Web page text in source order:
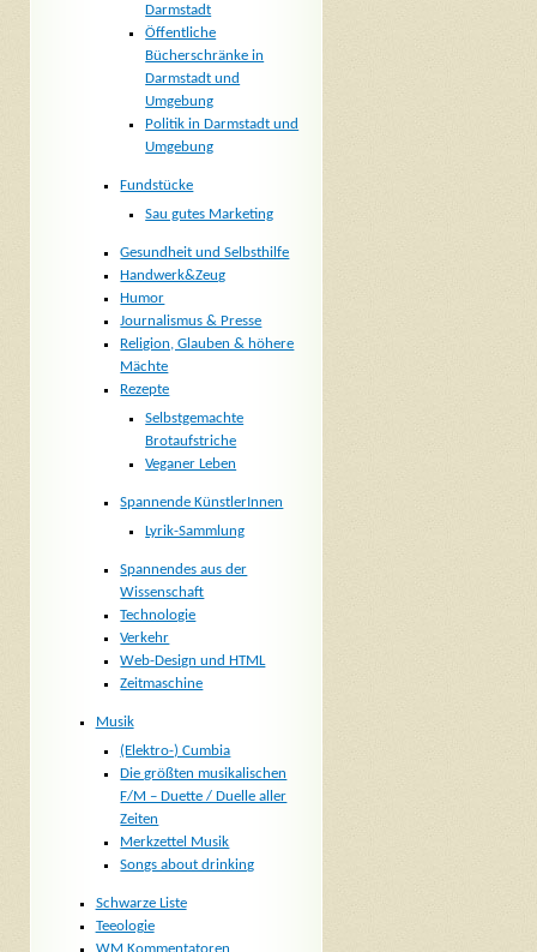
Darmstadt
Öffentliche
Bücherschränke in
Darmstadt und
Umgebung
Politik in Darmstadt und
Umgebung
Fundstücke
Sau gutes Marketing
Gesundheit und Selbsthilfe
Handwerk&Zeug
Humor
Journalismus & Presse
Religion, Glauben & höhere
Mächte
Rezepte
Selbstgemachte
Brotaufstriche
Veganer Leben
Spannende KünstlerInnen
Lyrik-Sammlung
Spannendes aus der
Wissenschaft
Technologie
Verkehr
Web-Design und HTML
Zeitmaschine
Musik
(Elektro-) Cumbia
Die größten musikalischen
F/M – Duette / Duelle aller
Zeiten
Merkzettel Musik
Songs about drinking
Schwarze Liste
Teeologie